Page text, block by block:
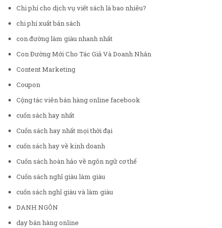
Chi phí cho dịch vụ viết sách là bao nhiêu?
chi phí xuất bản sách
con đường làm giàu nhanh nhất
Con Đường Mới Cho Tác Giả Và Doanh Nhân
Content Marketing
Coupon
Cộng tác viên bán hàng online facebook
cuốn sách hay nhất
Cuốn sách hay nhất mọi thời đại
cuốn sách hay về kinh doanh
Cuốn sách hoàn hảo về ngôn ngữ cơ thể
Cuốn sách nghĩ giàu làm giàu
cuốn sách nghĩ giàu và làm giàu
DANH NGÔN
dạy bán hàng online